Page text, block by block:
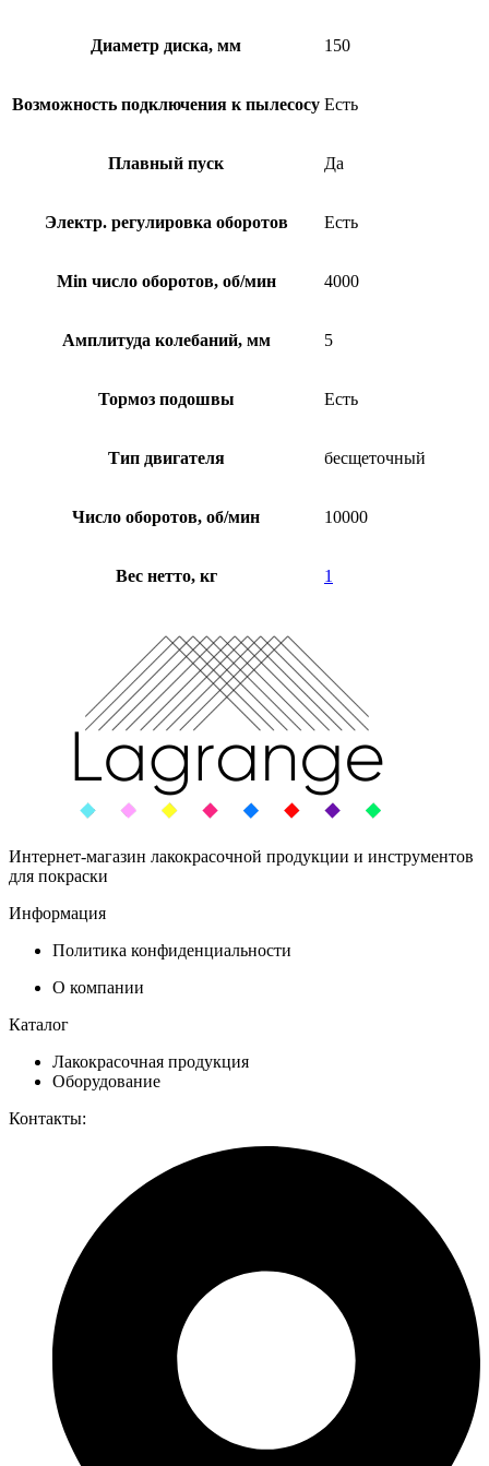
Диаметр диска, мм 150
Возможность подключения к пылесосу Есть
Плавный пуск Да
Электр. регулировка оборотов Есть
Min число оборотов, об/мин 4000
Амплитуда колебаний, мм 5
Тормоз подошвы Есть
Тип двигателя бесщеточный
Число оборотов, об/мин 10000
Вес нетто, кг 1
Интернет-магазин лакокрасочной продукции и инструментов
для покраски
Информация
Политика конфиденциальности
О компании
Каталог
Лакокрасочная продукция
Оборудование
Контакты: